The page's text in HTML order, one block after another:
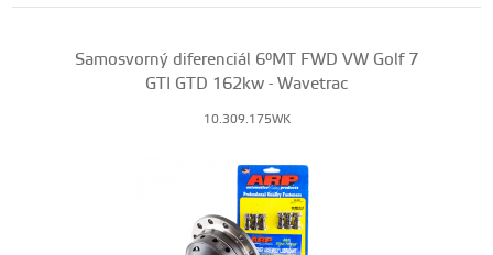
Samosvorný diferenciál 6°MT FWD VW Golf 7
GTI GTD 162kw - Wavetrac
10.309.175WK